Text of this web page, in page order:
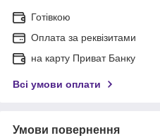
Готівкою
Оплата за реквізитами
на карту Приват Банку
Всі умови оплати
Умови повернення